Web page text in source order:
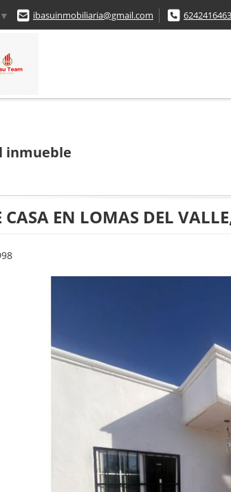
▼ ibasuinmobiliaria@gmail.com 6242416463
inmueble
CASA EN LOMAS DEL